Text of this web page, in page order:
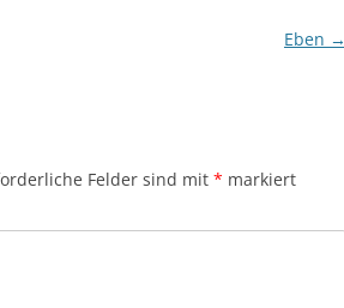
Eben →
Felder sind mit * markiert